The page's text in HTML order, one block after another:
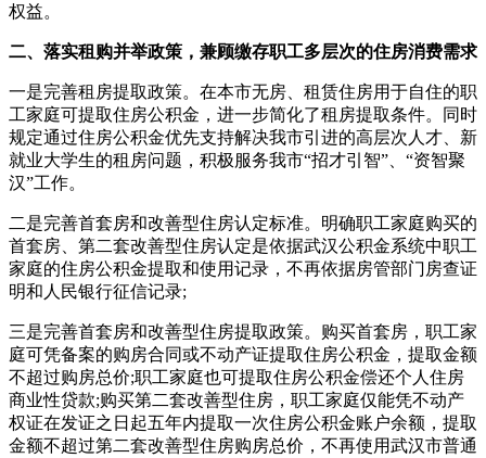
权益。
二、落实租购并举政策，兼顾缴存职工多层次的住房消费需求
一是完善租房提取政策。在本市无房、租赁住房用于自住的职
工家庭可提取住房公积金，进一步简化了租房提取条件。同时
规定通过住房公积金优先支持解决我市引进的高层次人才、新
就业大学生的租房问题，积极服务我市“招才引智”、“资智聚
汉”工作。
二是完善首套房和改善型住房认定标准。明确职工家庭购买的
首套房、第二套改善型住房认定是依据武汉公积金系统中职工
家庭的住房公积金提取和使用记录，不再依据房管部门房查证
明和人民银行征信记录;
三是完善首套房和改善型住房提取政策。购买首套房，职工家
庭可凭备案的购房合同或不动产证提取住房公积金，提取金额
不超过购房总价;职工家庭也可提取住房公积金偿还个人住房
商业性贷款;购买第二套改善型住房，职工家庭仅能凭不动产
权证在发证之日起五年内提取一次住房公积金账户余额，提取
金额不超过第二套改善型住房购房总价，不再使用武汉市普通